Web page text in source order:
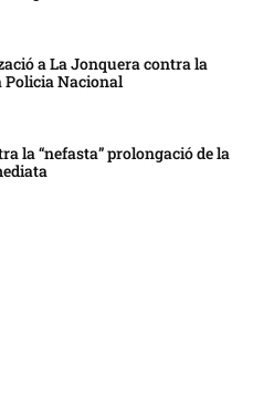
a La Jonquera contra la
Policia Nacional
la “nefasta” prolongació de la